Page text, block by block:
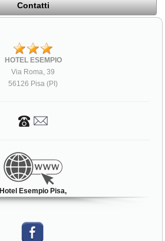
Contatti
HOTEL ESEMPIO
Via Roma, 39
56126 Pisa (PI)
Hotel Esempio Pisa,